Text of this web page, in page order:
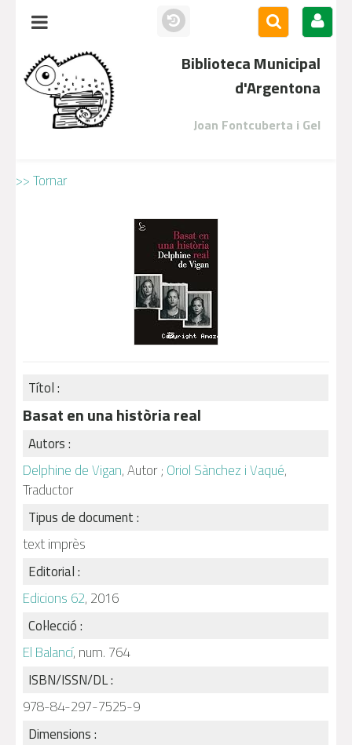
Biblioteca Municipal
d'Argentona
Joan Fontcuberta i Gel
>> Tornar
Títol :
Basat en una història real
Autors :
Delphine de Vigan, Autor ; Oriol Sànchez i Vaqué,
Traductor
Tipus de document :
text imprès
Editorial :
Edicions 62, 2016
Col·lecció :
El Balancí, num. 764
ISBN/ISSN/DL :
978-84-297-7525-9
Dimensions :